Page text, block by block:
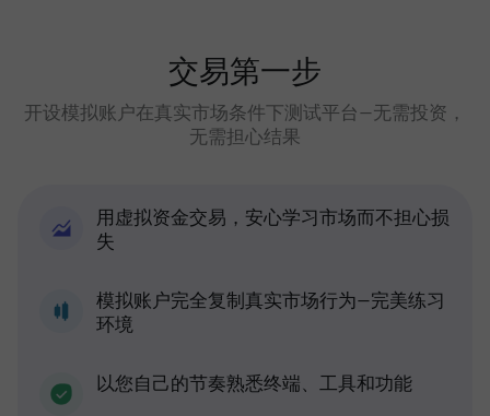
交易第一步
开设模拟账户在真实市场条件下测试平台—无需投资，
无需担心结果
用虚拟资金交易，安心学习市场而不担心损
失
模拟账户完全复制真实市场行为—完美练习
环境
以您自己的节奏熟悉终端、工具和功能